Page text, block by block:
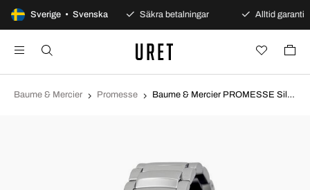
Sverige • Svenska
100 dagars öppet köp Säkra betalningar Alltid garanti
Baume & Mercier Promesse Baume & Mercier PROMESSE Silverfärgad/Stål Ø30 mm MOA10160